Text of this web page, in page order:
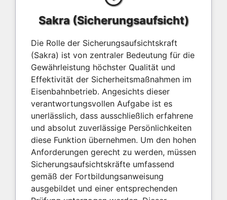
Sakra (Sicherungsaufsicht)
Die Rolle der Sicherungsaufsichtskraft
(Sakra) ist von zentraler Bedeutung für die
Gewährleistung höchster Qualität und
Effektivität der Sicherheitsmaßnahmen im
Eisenbahnbetrieb. Angesichts dieser
verantwortungsvollen Aufgabe ist es
unerlässlich, dass ausschließlich erfahrene
und absolut zuverlässige Persönlichkeiten
diese Funktion übernehmen. Um den hohen
Anforderungen gerecht zu werden, müssen
Sicherungsaufsichtskräfte umfassend
gemäß der Fortbildungsanweisung
ausgebildet und einer entsprechenden